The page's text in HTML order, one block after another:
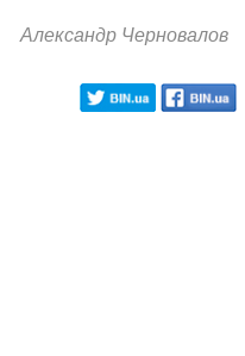
Александр Черновалов